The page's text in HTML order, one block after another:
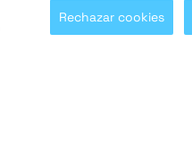
Rechazar cookies